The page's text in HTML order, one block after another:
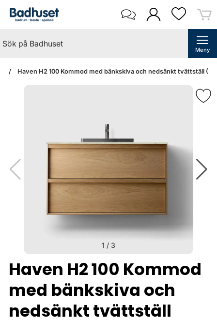
Meny
Haven H2 100 Kommod med bänkskiva och nedsänkt tvättställ
1 / 3
Haven H2 100 Kommod
med bänkskiva och
nedsänkt tvättställ